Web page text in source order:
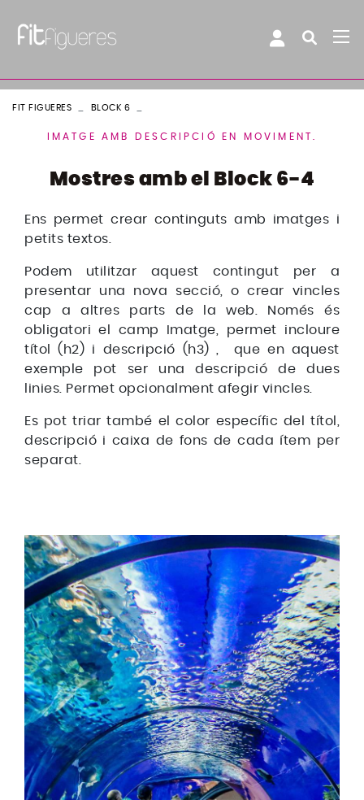
FIT FIGUERES BLOCK 6
IMATGE AMB DESCRIPCIÓ EN MOVIMENT.
Mostres amb el Block 6-4
Ens permet crear continguts amb imatges i
petits textos.
Podem utilitzar aquest contingut per a
presentar una nova secció, o crear vincles
cap a altres parts de la web. Només és
obligatori el camp Imatge, permet incloure
títol (h2) i descripció (h3) , que en aquest
exemple pot ser una descripció de dues
linies. Permet opcionalment afegir vincles.
Es pot triar també el color específic del títol,
descripció i caixa de fons de cada ítem per
separat.